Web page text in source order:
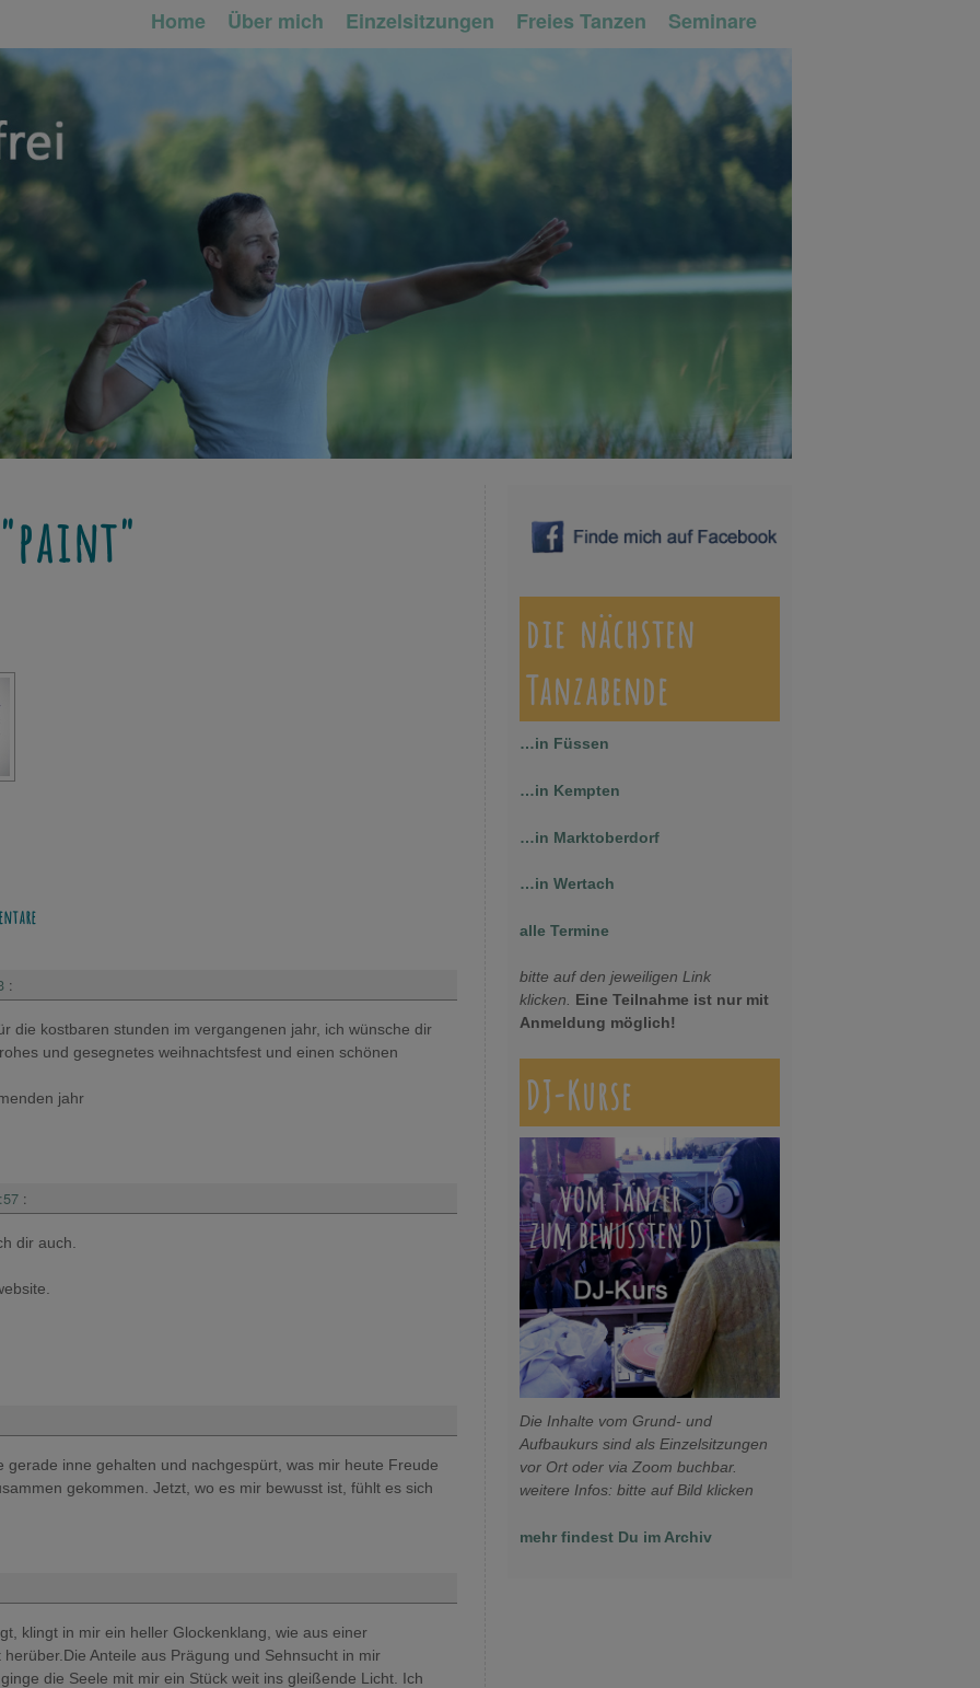
Home Über mich Einzelsitzungen Freies Tanzen Seminare
:
die kostbaren stunden im vergangenen jahr, ich wünsche dir
und gesegnetes weihnachtsfest und einen schönen
jahr
:
dir auch.
gerade inne gehalten und nachgespürt, was mir heute Freude
gekommen. Jetzt, wo es mir bewusst ist, fühlt es sich
klingt in mir ein heller Glockenklang, wie aus einer
Anteile aus Prägung und Sehnsucht in mir
die Seele mit mir ein Stück weit ins gleißende Licht. Ich
die nächsten
Tanzabende
…in Füssen
…in Kempten
…in Marktoberdorf
…in Wertach
alle Termine
bitte auf den jeweiligen Link
klicken. Eine Teilnahme ist nur mit
Anmeldung möglich!
DJ-Kurse
Die Inhalte vom Grund- und
Aufbaukurs sind als Einzelsitzungen
vor Ort oder via Zoom buchbar.
weitere Infos: bitte auf Bild klicken
mehr findest Du im Archiv